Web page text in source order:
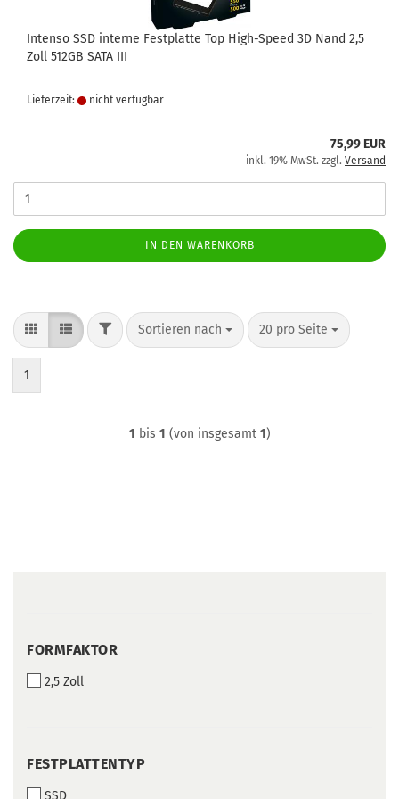
Intenso SSD interne Festplatte Top High-Speed 3D Nand 2,5
Zoll 512GB SATA III
Lieferzeit: nicht verfügbar
75,99 EUR
inkl. 19% MwSt. zzgl. Versand
IN DEN WARENKORB
FILTERSortieren nach
Sortieren nach 20 pro Seite
pro Seite
1
1 bis 1 (von insgesamt 1)
FORMFAKTOR
FORMFAKTOR
2,5 Zoll
FESTPLATTENTYP
FESTPLATTENTYP
SSD